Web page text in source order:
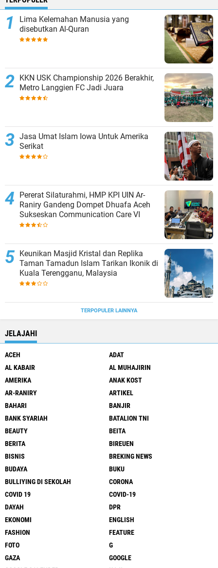
Lima Kelemahan Manusia yang
disebutkan Al-Quran
KKN USK Championship 2026 Berakhir,
Metro Langgien FC Jadi Juara
Jasa Umat Islam Iowa Untuk Amerika
Serikat
Pererat Silaturahmi, HMP KPI UIN Ar-
Raniry Gandeng Dompet Dhuafa Aceh
Sukseskan Communication Care VI
Keunikan Masjid Kristal dan Replika
Taman Tamadun Islam Tarikan Ikonik di
Kuala Terengganu, Malaysia
TERPOPULER LAINNYA
JELAJAHI
ACEH
ADAT
AL KABAIR
AL MUHAJIRIN
AMERIKA
ANAK KOST
AR-RANIRY
ARTIKEL
BAHARI
BANJIR
BANK SYARIAH
BATALION TNI
BEAUTY
BEITA
BERITA
BIREUEN
BISNIS
BREKING NEWS
BUDAYA
BUKU
BULLIYING DI SEKOLAH
CORONA
COVID 19
COVID-19
DAYAH
DPR
EKONOMI
ENGLISH
FASHION
FEATURE
FOTO
G
GAZA
GOOGLE